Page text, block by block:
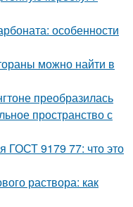
особенности
можно найти в
преобразилась
пространство с
ГОСТ 9179 77: что это
раствора: как